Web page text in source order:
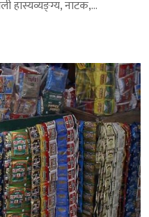
हास्यव्यङ्ग्य, नाटक,...